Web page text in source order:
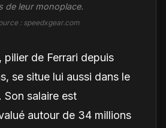
de leur monoplace.
: speedxgear.com
pilier de Ferrari depuis
se situe lui aussi dans le
Son salaire est
autour de 34 millions